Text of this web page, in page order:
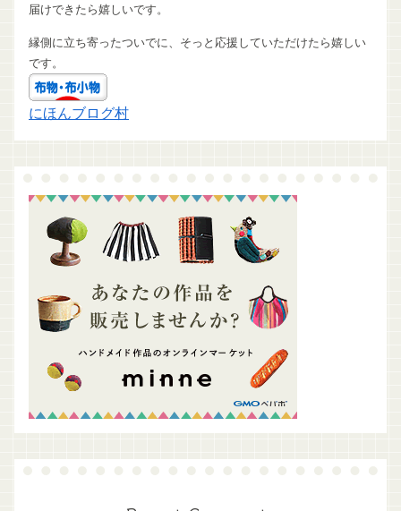
届けできたら嬉しいです。
縁側に立ち寄ったついでに、そっと応援していただけたら嬉しい
です。
にほんブログ村